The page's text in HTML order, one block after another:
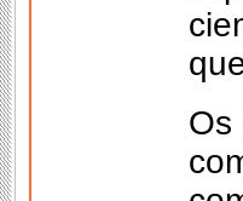
Os